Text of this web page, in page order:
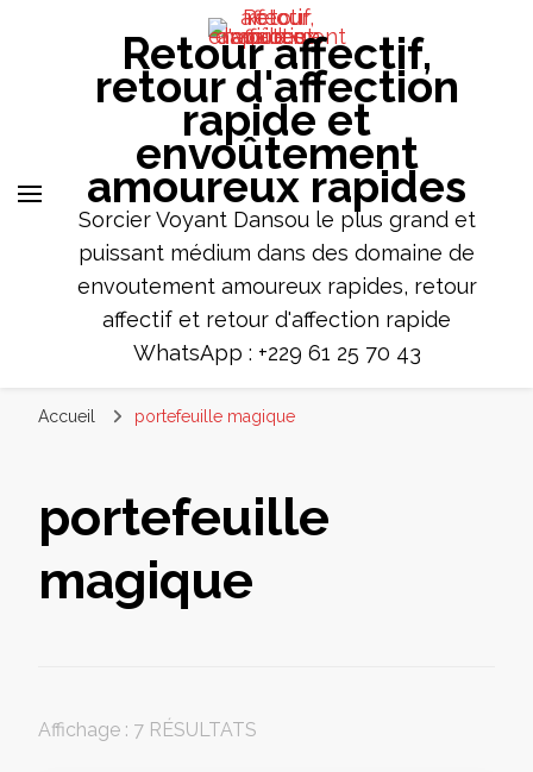
Retour affectif,
retour d'affection
rapide et
envoûtement
amoureux rapides
Sorcier Voyant Dansou le plus grand et
puissant médium dans des domaine de
envoutement amoureux rapides, retour
affectif et retour d'affection rapide
WhatsApp : +229 61 25 70 43
Accueil portefeuille magique
portefeuille
magique
Affichage : 7 RÉSULTATS